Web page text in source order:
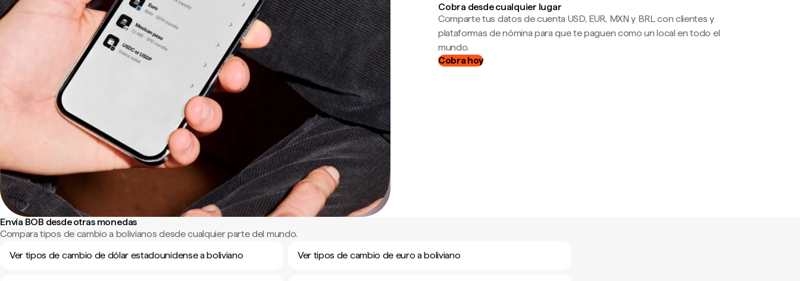
Cobra desde cualquier lugar
Comparte tus datos de cuenta USD, EUR, MXN y BRL con clientes y
plataformas de nómina para que te paguen como un local en todo el
mundo.
Cobra hoy
Envía BOB desde otras monedas
Compara tipos de cambio a bolivianos desde cualquier parte del mundo.
Ver tipos de cambio de dólar estadounidense a boliviano
Ver tipos de cambio de euro a boliviano